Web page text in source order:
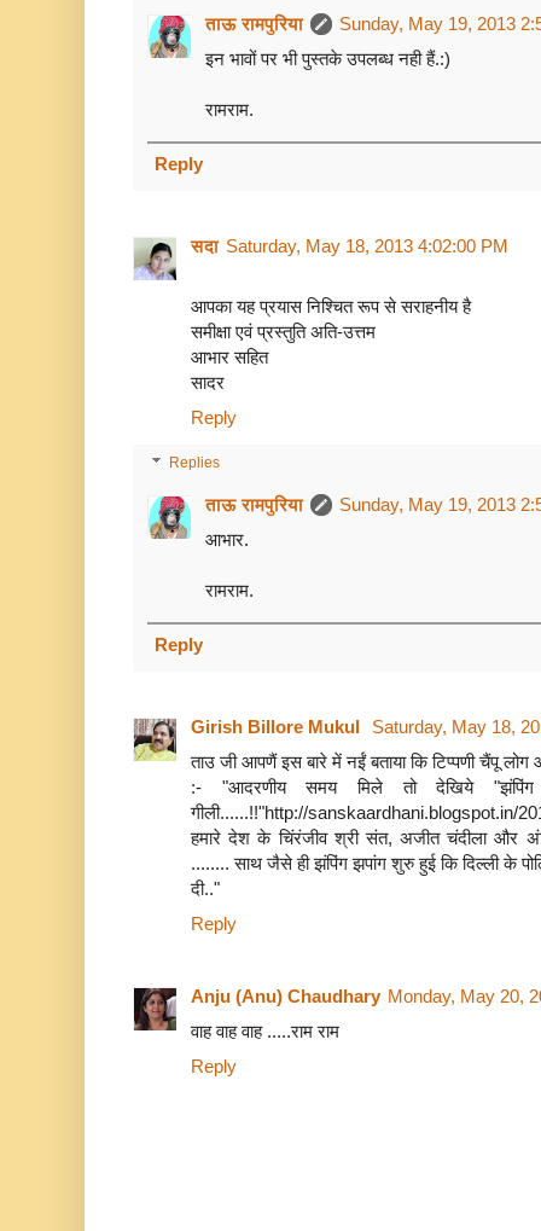
ताऊ रामपुरिया
Sunday, May 19, 2013
इन भावों पर भी पुस्तके उपलब्ध नही हैं.:)
रामराम.
Reply
सदा Saturday, May 18, 2013 4:02:00 PM
आपका यह प्रयास निश्चित रूप से सराहनीय है
समीक्षा एवं प्रस्‍तुति अति-उत्तम
आभार सहित
सादर
Reply
Replies
ताऊ रामपुरिया
Sunday, May 19, 2013
आभार.
रामराम.
Reply
Girish Billore Mukul
Saturday, May 18,
ताउ जी आपणैं इस बारे में नईं बताया कि टिप्पणी चैंपू
:- "आदरणीय समय मिले तो देखिये "झंपिंग
गीली......!!"http://sanskaardhani.blogspot.in/
हमारे देश के चिंरंजीव श्री संत, अजीत चंदीला और
........ साथ जैसे ही झंपिंग झपांग शुरु हुई कि दिल्ली के
दी.."
Reply
Anju (Anu) Chaudhary Monday, May 20,
वाह वाह वाह .....राम राम
Reply